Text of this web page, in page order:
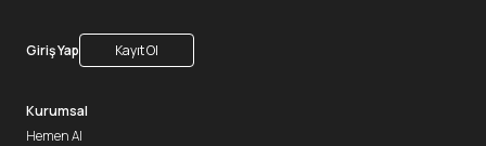
Giriş Yap Kayıt Ol
Kurumsal
Hemen Al